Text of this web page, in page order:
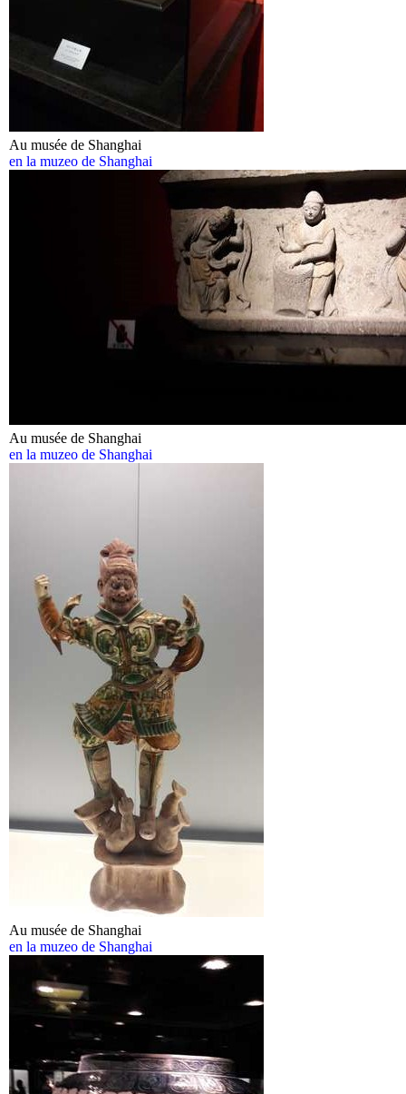
Au musée de Shanghai
en la muzeo de Shanghai
Au musée de Shanghai
en la muzeo de Shanghai
Au musée de Shanghai
en la muzeo de Shanghai